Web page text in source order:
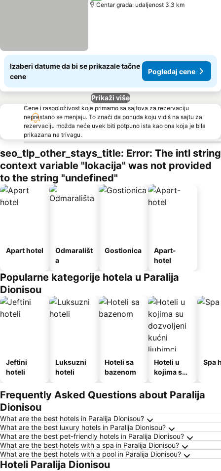
Centar grada: udaljenost 3.3 km
Izaberi datume da bi se prikazale tačne
cene
Pogledaj cene
Prikaži više
Cene i raspoloživost koje primamo sa sajtova za rezervaciju
neprestano se menjaju. To znači da ponuda koju vidiš na sajtu za
rezervaciju možda neće uvek biti potpuno ista kao ona koja je bila
prikazana na trivagu.
seo_tlp_other_stays_title: Error: The intl string
context variable "lokacija" was not provided
to the string "undefined"
Apart hotel
Odmarališt
a
Gostionica
Apart-
hotel
Popularne kategorije hotela u Paralija
Dionisou
Jeftini
hoteli
Luksuzni
hoteli
Hoteli sa
bazenom
Hoteli u
kojima su
kućni
ljubimci
Spa
Frequently Asked Questions about Paralija
Dionisou
What are the best hotels in Paralija Dionisou?
What are the best luxury hotels in Paralija Dionisou?
What are the best pet-friendly hotels in Paralija Dionisou?
What are the best hotels with a spa in Paralija Dionisou?
What are the best hotels with a pool in Paralija Dionisou?
Hoteli Paralija Dionisou